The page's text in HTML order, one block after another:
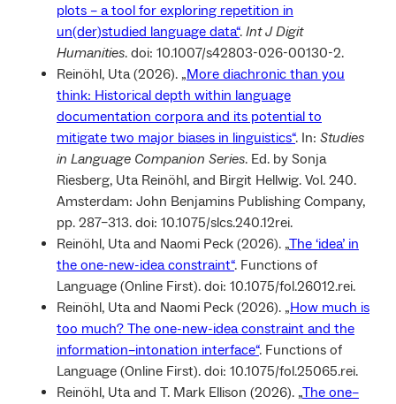
plots – a tool for exploring repetition in
un(der)studied language data“. Int J Digit
Humanities. doi: 10.1007/s42803-026-00130-2.
Reinöhl, Uta (2026). „More diachronic than you
think: Historical depth within language
documentation corpora and its potential to
mitigate two major biases in linguistics“. In: Studies
in Language Companion Series. Ed. by Sonja
Riesberg, Uta Reinöhl, and Birgit Hellwig. Vol. 240.
Amsterdam: John Benjamins Publishing Company,
pp. 287–313. doi: 10.1075/slcs.240.12rei.
Reinöhl, Uta and Naomi Peck (2026). „The ‘idea’ in
the one-new-idea constraint“. Functions of
Language (Online First). doi: 10.1075/fol.26012.rei.
Reinöhl, Uta and Naomi Peck (2026). „How much is
too much? The one-new-idea constraint and the
information–intonation interface“. Functions of
Language (Online First). doi: 10.1075/fol.25065.rei.
Reinöhl, Uta and T. Mark Ellison (2026). „The one–